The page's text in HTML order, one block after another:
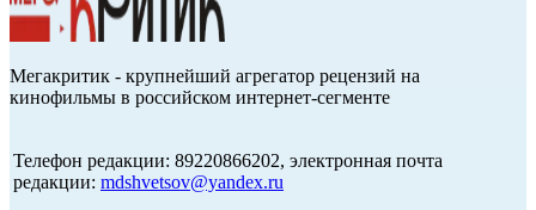
Мегакритик - крупнейший агрегатор рецензий на
кинофильмы в российском интернет-сегменте
Телефон редакции: 89220866202, электронная почта
редакции: mdshvetsov@yandex.ru